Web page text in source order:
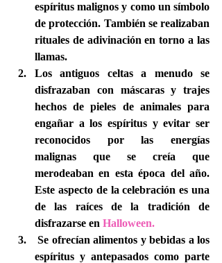
espíritus malignos y como un símbolo
de protección. También se realizaban
rituales de adivinación en torno a las
llamas.
Los antiguos celtas a menudo se
disfrazaban con máscaras y trajes
hechos de pieles de animales para
engañar a los espíritus y evitar ser
reconocidos por las energías
malignas que se creía que
merodeaban en esta época del año.
Este aspecto de la celebración es una
de las raíces de la tradición de
disfrazarse en Halloween.
Se ofrecían alimentos y bebidas a los
espíritus y antepasados ​​como parte